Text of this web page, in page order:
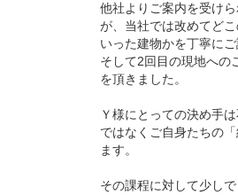
他社よりご案内を受け
が、当社では改めてど
いった建物かを丁寧に
そして2回目の現地への
を頂きました。
Ｙ様にとっての決め手
ではなくご自身たちの
ます。
その課程に対して少し